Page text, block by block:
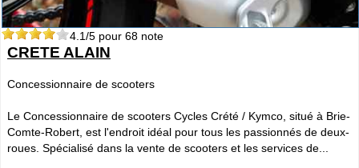
4.1/5 pour 68 note
CRETE ALAIN
Concessionnaire de scooters
Le Concessionnaire de scooters Cycles Crété / Kymco, situé à Brie-
Comte-Robert, est l'endroit idéal pour tous les passionnés de deux-
roues. Spécialisé dans la vente de scooters et les services de...